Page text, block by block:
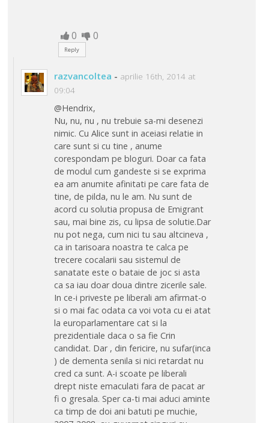
0 0
Reply
razvancoltea - aprilie 16th, 2014 at
09:04
@Hendrix,
Nu, nu, nu , nu trebuie sa-mi desenezi
nimic. Cu Alice sunt in aceiasi relatie in
care sunt si cu tine , anume
corespondam pe bloguri. Doar ca fata
de modul cum gandeste si se exprima
ea am anumite afinitati pe care fata de
tine, de pilda, nu le am. Nu sunt de
acord cu solutia propusa de Emigrant
sau, mai bine zis, cu lipsa de solutie.Dar
nu pot nega, cum nici tu sau altcineva ,
ca in tarisoara noastra te calca pe
trecere cocalarii sau sistemul de
sanatate este o bataie de joc si asta
ca sa iau doar doua dintre zicerile sale.
In ce-i priveste pe liberali am afirmat-o
si o mai fac odata ca voi vota cu ei atat
la europarlamentare cat si la
prezidentiale daca o sa fie Crin
candidat. Dar , din fericire, nu sufar(inca
) de dementa senila si nici retardat nu
cred ca sunt. A-i scoate pe liberali
drept niste emaculati fara de pacat ar
fi o gresala. Sper ca-ti mai aduci aminte
ca timp de doi ani batuti pe muchie,